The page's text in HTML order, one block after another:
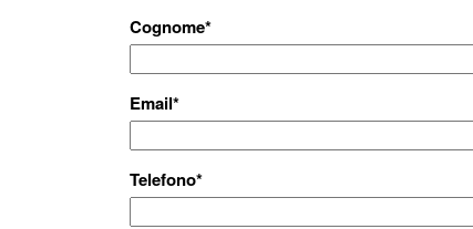
Cognome*
Email*
Telefono*